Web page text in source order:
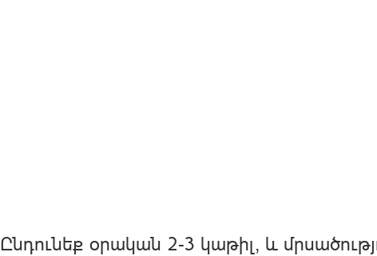
Ընդունեք օրական 2-3 կաթիլ, և